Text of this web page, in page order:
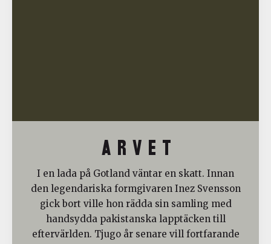
A R V E T
I en lada på Gotland väntar en skatt. Innan
den legendariska formgivaren Inez Svensson
gick bort ville hon rädda sin samling med
handsydda pakistanska lapptäcken till
eftervärlden. Tjugo år senare vill fortfarande